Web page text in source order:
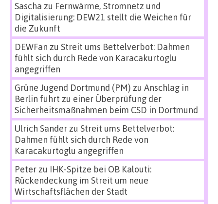
Sascha zu Fernwärme, Stromnetz und
Digitalisierung: DEW21 stellt die Weichen für
die Zukunft
DEWFan zu Streit ums Bettelverbot: Dahmen
fühlt sich durch Rede von Karacakurtoglu
angegriffen
Grüne Jugend Dortmund (PM) zu Anschlag in
Berlin führt zu einer Überprüfung der
Sicherheitsmaßnahmen beim CSD in Dortmund
Ulrich Sanderzu Streit ums Bettelverbot:
Dahmen fühlt sich durch Rede von
Karacakurtoglu angegriffen
Peterzu IHK-Spitze bei OB Kalouti:
Rückendeckung im Streit um neue
Wirtschaftsflächen der Stadt